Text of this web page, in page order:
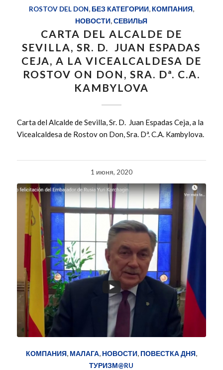
ROSTOV DEL DON, БЕЗ КАТЕГОРИИ, КОМПАНИЯ,
НОВОСТИ,СЕВИЛЬЯ
CARTA DEL ALCALDE DE
SEVILLA, SR. D. JUAN ESPADAS
CEJA, A LA VICEALCALDESA DE
ROSTOV ON DON, SRA. Dª. C.A.
KAMBYLOVA
Carta del Alcalde de Sevilla, Sr. D. Juan Espadas Ceja, a la
Vicealcaldesa de Rostov on Don, Sra. Dª. C.A. Kambylova.
1 июня, 2020
КОМПАНИЯ, МАЛАГА, НОВОСТИ, ПОВЕСТКА ДНЯ,
ТУРИЗМ@RU